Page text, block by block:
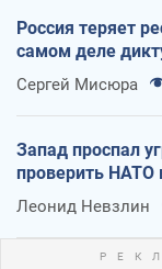
Россия теряет
самом деле
Сергей Мисюра
Запад проспал
проверить НАТО
Леонид Невзлин